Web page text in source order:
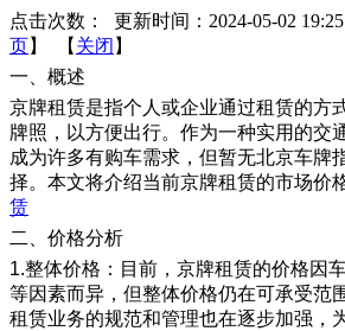
点击次数： 更新时间：2024-05-02
页】 【 关闭 】
一、概述
京牌租赁是指个人或企业通过租赁的方
牌照，以方便出行。作为一种实用的交
成为许多有购车需求，但暂无北京车牌
择。本文将介绍当前京牌租赁的市场价
赁
二、价格分析
1.整体价格：目前，京牌租赁的价格因
等因素而异，但整体价格仍在可承受范
租赁业务的规范和管理也在逐步加强，